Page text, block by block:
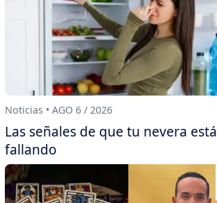
Noticias • AGO 6 / 2026
Las señales de que tu nevera está
fallando